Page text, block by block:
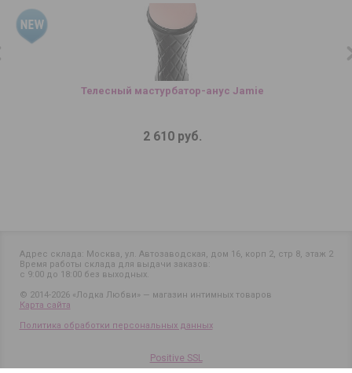
Телесный мастурбатор-анус Jamie
2 610 руб.
Адрес склада: Москва, ул. Автозаводская, дом 16, корп 2, стр 8, этаж 2
Время работы склада для выдачи заказов:
с 9:00 до 18:00 без выходных.
© 2014-2026 «Лодка Любви» — магазин интимных товаров
Карта сайта
Политика обработки персональных данных
Positive SSL